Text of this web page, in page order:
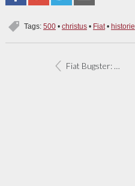
Tags: 500• christus• Fiat• historie
Fiat Bugster: Braziliaans biomonster